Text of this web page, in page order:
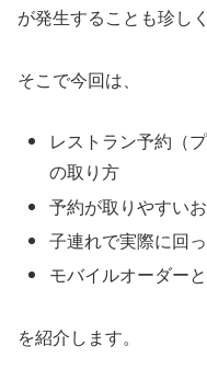
が発生することも珍し
そこで今回は、
レストラン予約（
の取り方
予約が取りやすい
子連れで実際に回
モバイルオーダー
を紹介します。